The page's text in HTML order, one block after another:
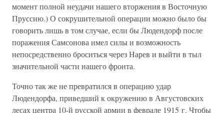
момент полной неудачи нашего вторжения в Восточную
Пруссию.) О сокрушительной операции можно было бы
говорить лишь в том случае, если бы Людендорф после
поражения Самсонова имел силы и возможность
непосредственно броситься через Нарев и выйти в тыл
значительной части нашего фронта.
Точно так же не превратился в операцию удар
Людендорфа, приведший к окружению в Августовских
лесах центра 10-й русской армии в феврале 1915 г. Чтобы